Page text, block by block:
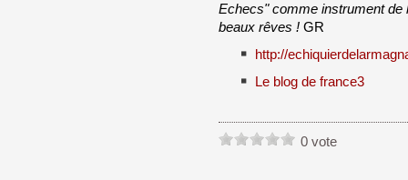
Echecs" comme instrument de
beaux rêves ! GR
http://
Le blog de france3
0 vote